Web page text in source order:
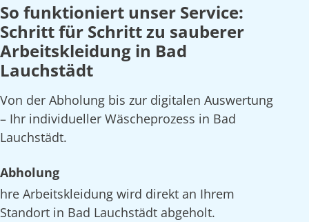
So funktioniert unser Service:
Schritt für Schritt zu sauberer
Arbeitskleidung in Bad
Lauchstädt
Von der Abholung bis zur digitalen Auswertung
– Ihr individueller Wäscheprozess in Bad
Lauchstädt.
Abholung
hre Arbeitskleidung wird direkt an Ihrem
Standort in Bad Lauchstädt abgeholt.